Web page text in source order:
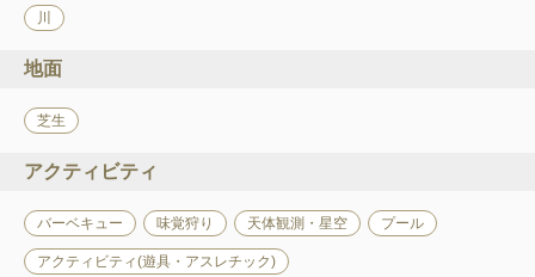
川
地面
芝生
アクティビティ
バーベキュー 味覚狩り 天体観測・星空 プール
アクティビティ(遊具・アスレチック)